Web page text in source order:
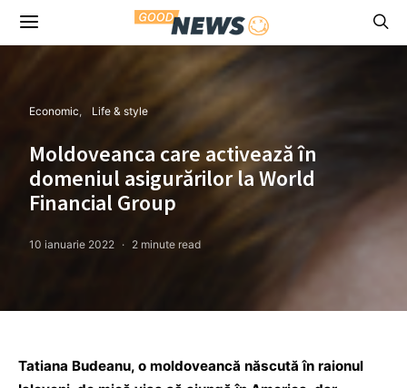
Economic Life & style
Moldoveanca care activează în
domeniul asigurărilor la World
Financial Group
10 ianuarie 2022 2 minute read
Tatiana Budeanu, o moldoveancă născută în raionul